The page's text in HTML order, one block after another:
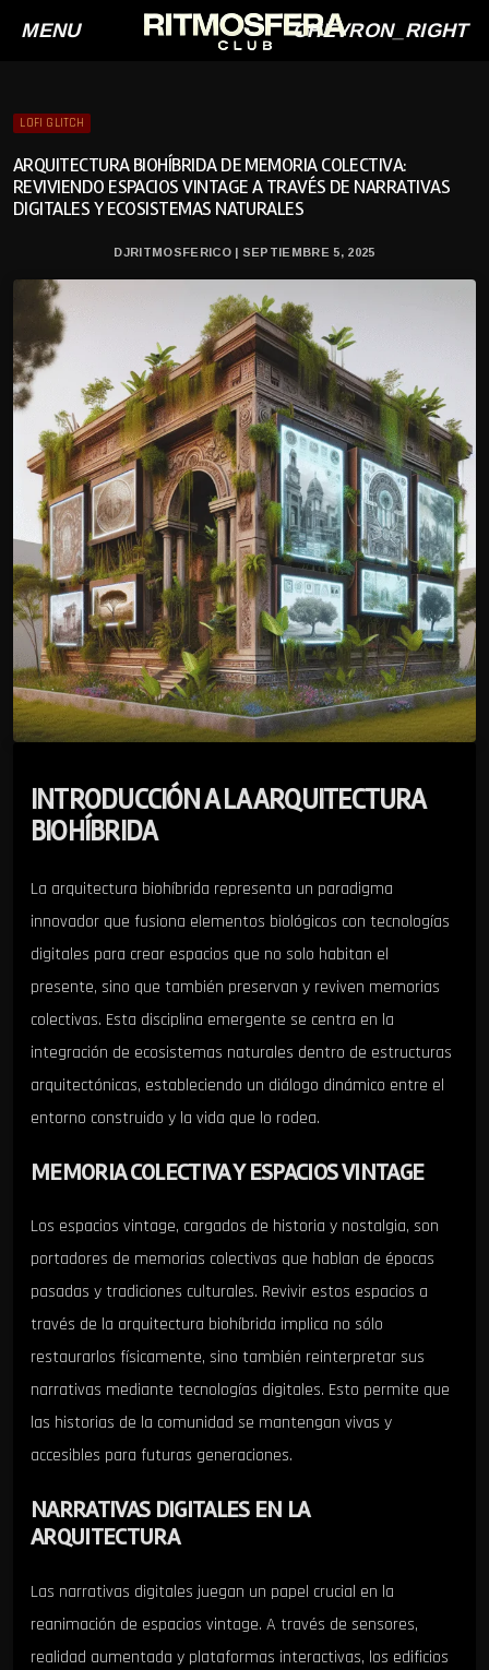
MENU CHEVRON_RIGHT
LOFI GLITCH
ARQUITECTURA BIOHÍBRIDA DE MEMORIA COLECTIVA:
REVIVIENDO ESPACIOS VINTAGE A TRAVÉS DE NARRATIVAS
DIGITALES Y ECOSISTEMAS NATURALES
DJRITMOSFERICO | SEPTIEMBRE 5, 2025
INTRODUCCIÓN A LA ARQUITECTURA
BIOHÍBRIDA
La arquitectura biohíbrida representa un paradigma
innovador que fusiona elementos biológicos con tecnologías
digitales para crear espacios que no solo habitan el
presente, sino que también preservan y reviven memorias
colectivas. Esta disciplina emergente se centra en la
integración de ecosistemas naturales dentro de estructuras
arquitectónicas, estableciendo un diálogo dinámico entre el
entorno construido y la vida que lo rodea.
MEMORIA COLECTIVA Y ESPACIOS VINTAGE
Los espacios vintage, cargados de historia y nostalgia, son
portadores de memorias colectivas que hablan de épocas
pasadas y tradiciones culturales. Revivir estos espacios a
través de la arquitectura biohíbrida implica no sólo
restaurarlos físicamente, sino también reinterpretar sus
narrativas mediante tecnologías digitales. Esto permite que
las historias de la comunidad se mantengan vivas y
accesibles para futuras generaciones.
NARRATIVAS DIGITALES EN LA
ARQUITECTURA
Las narrativas digitales juegan un papel crucial en la
reanimación de espacios vintage. A través de sensores,
realidad aumentada y plataformas interactivas, los edificios